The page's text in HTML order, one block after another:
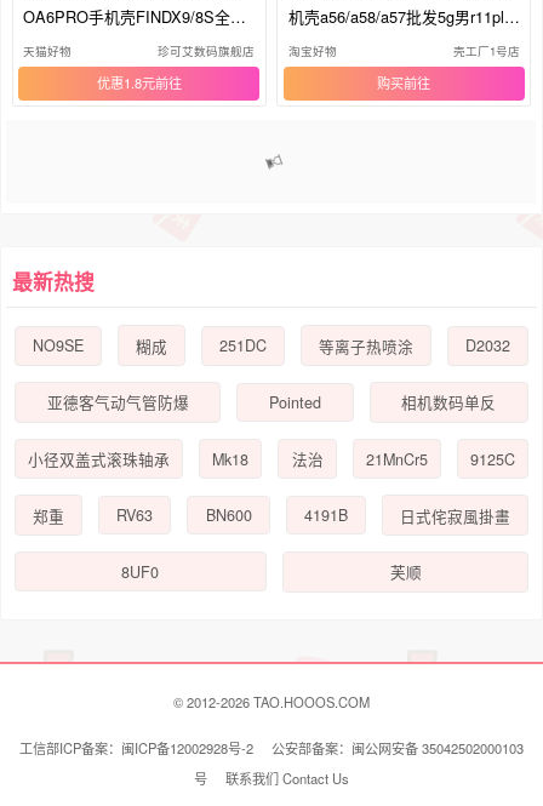
OA6PRO手机壳FINDX9/8S全包a
5pro新a2x/m女款A1软壳A5X卡
通K10x软壳A93精胖A72
天猫好物 珍可艾数码旗舰店
优惠1.8元
机壳a56/a58/a57批发5g男r11plu
s/r15/k10女k12plus/k13turbo防摔
软套reno14
淘宝好物 壳工厂1号店
购买
最新热搜
NO9SE 糊成 251DC 等离子热喷涂 D2032
亚德客气动气管防爆 Pointed 相机数码单反
小径双盖式滚珠轴承 Mk18 法治 21MnCr5 9125C
郑重 RV63 BN600 4191B 日式侘寂風掛畫
8UF0 芙顺
© 2012-2026 TAO.HOOOS.COM
工信部ICP备案：闽ICP备12002928号-2 公安部备案：闽公网安备 35042502000103
号 联系我们 Contact Us